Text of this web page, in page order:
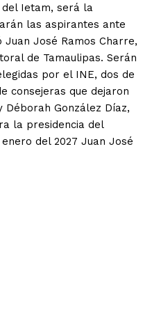
Ietam, será la
las aspirantes ante
José Ramos Charre,
de Tamaulipas. Serán
por el INE, dos de
consejeras que dejaron
González Díaz,
la presidencia del
del 2027 Juan José